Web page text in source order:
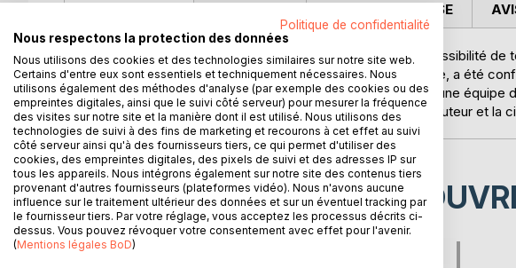
La collection « Connaître un philosophe » vous offre la possibilité de
complète de sa pensée. La rédaction, claire et accessible, a été
de lecture répond à une charte qualité mise en place par une équipe
de Spinoza, l'analyse de sa pensée, la bibliographie de l'auteur et la
CRITIQUES PRESSE
D’AUTRES TITRES À
Politique de confidentialité
Nous respectons la protection des données
Nous utilisons des cookies et des technologies similaires sur notre site web.
Certains d'entre eux sont essentiels et techniquement nécessaires. Nous
utilisons également des méthodes d'analyse (par exemple des cookies ou des
empreintes digitales, ainsi que le suivi côté serveur) pour mesurer la fréquence
des visites sur notre site et la manière dont il est utilisé. Nous utilisons des
technologies de suivi à des fins de marketing et recourons à cet effet au suivi
côté serveur ainsi qu'à des fournisseurs tiers, ce qui permet d'utiliser des
cookies, des empreintes digitales, des pixels de suivi et des adresses IP sur
tous les appareils. Nous intégrons également sur notre site des contenus tiers
provenant d'autres fournisseurs (plateformes vidéo). Nous n'avons aucune
influence sur le traitement ultérieur des données et sur un éventuel tracking par
le fournisseur tiers. Par votre réglage, vous acceptez les processus décrits ci-
dessus. Vous pouvez révoquer votre consentement avec effet pour l'avenir.
(Mentions légales BoD)